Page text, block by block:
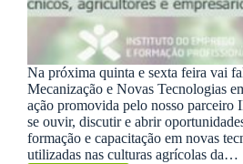
Na próxima quinta e sexta feira vai
Mecanização e Novas Tecnologias
ação promovida pelo nosso parceiro
se ouvir, discutir e abrir
formação e capacitação em novas
utilizadas nas culturas agrícolas da…